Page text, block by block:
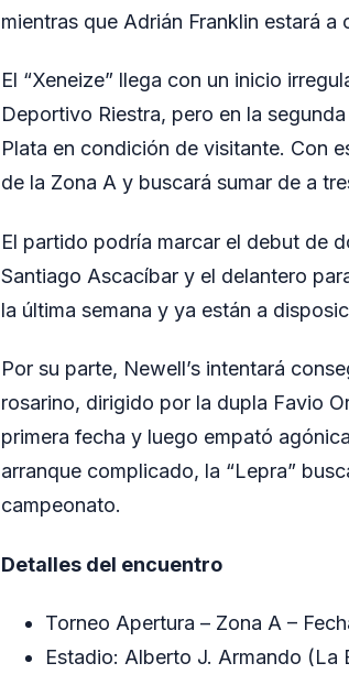
mientras que Adrián Franklin estará a
El “Xeneize” llega con un inicio
Deportivo Riestra, pero en la
Plata en condición de visitante. Con
de la Zona A y buscará sumar de a
El partido podría marcar el debut de
Santiago Ascacíbar y el delantero
la última semana y ya están a
Por su parte, Newell’s intentará
rosarino, dirigido por la dupla Favio
primera fecha y luego empató
arranque complicado, la “Lepra”
campeonato.
Detalles del encuentro
Torneo Apertura – Zona A –
Estadio: Alberto J. Armando (La